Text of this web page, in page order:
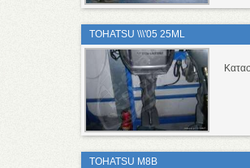
TOHATSU \\\'05 25ML
TOHATSU M8B